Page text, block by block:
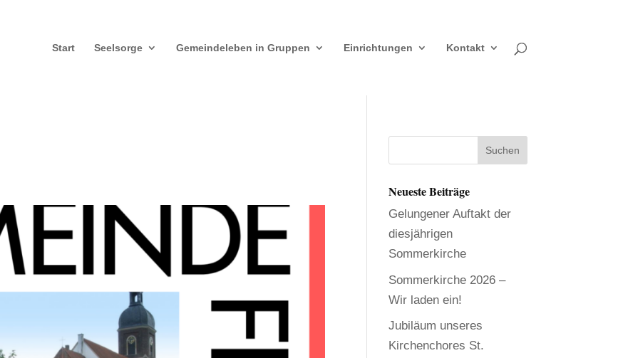
Start Seelsorge Gemeindeleben in Gruppen Einrichtungen Kontakt
Neueste Beiträge
Gelungener Auftakt der
diesjährigen
Sommerkirche
Sommerkirche 2026 –
Wir laden ein!
Jubiläum unseres
Kirchenchores St.